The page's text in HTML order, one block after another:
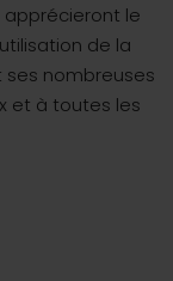
le
de la
nombreuses
et à toutes les